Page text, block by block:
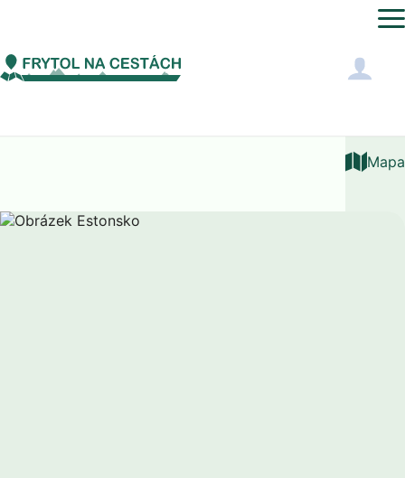
Evropa EstonskoOčkování
Mapa